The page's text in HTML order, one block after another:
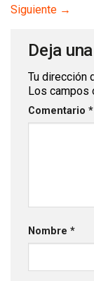
Siguiente →
Deja
Tu dirección
Los campos
Comentario *
Nombre *